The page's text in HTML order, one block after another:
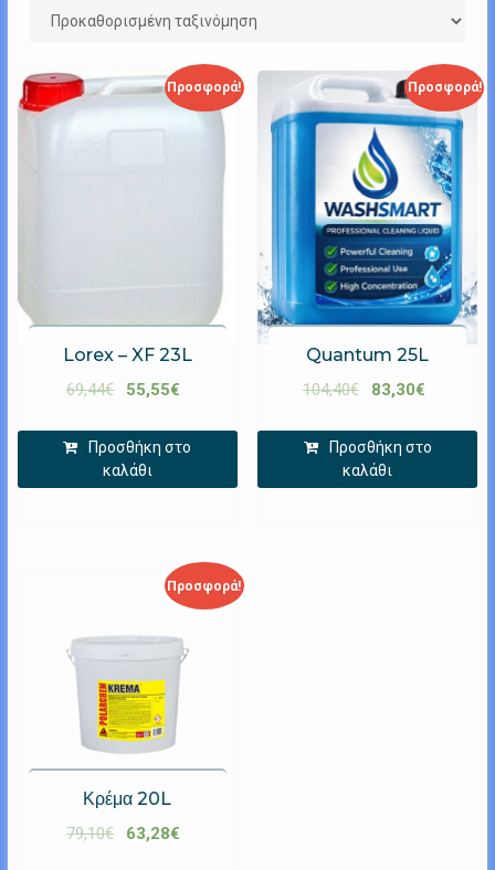
Προσφορά!
Lorex – XF 23L
69,44€ 55,55€
Προσθήκη στο
καλάθι
Προσφορά!
Quantum 25L
104,40€ 83,30€
Προσθήκη στο
καλάθι
Προσφορά!
Κρέμα 20L
79,10€ 63,28€